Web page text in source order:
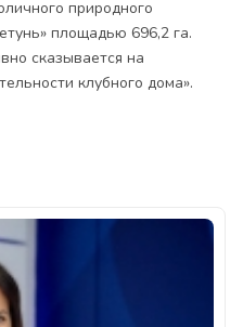
природного
площадью 696,2 га.
сказывается на
клубного дома».